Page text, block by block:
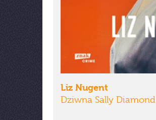
Liz Nugent
Dziwna Sally Diamond